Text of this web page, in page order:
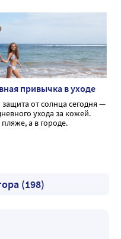
привычка в уходе
от солнца сегодня —
ухода за кожей.
а в городе.
(198)